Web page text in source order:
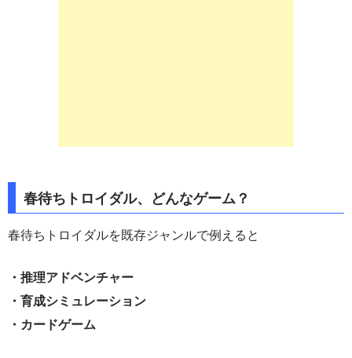
春待ちトロイダル、どんなゲーム？
春待ちトロイダルを既存ジャンルで例えると
・推理アドベンチャー
・育成シミュレーション
・カードゲーム